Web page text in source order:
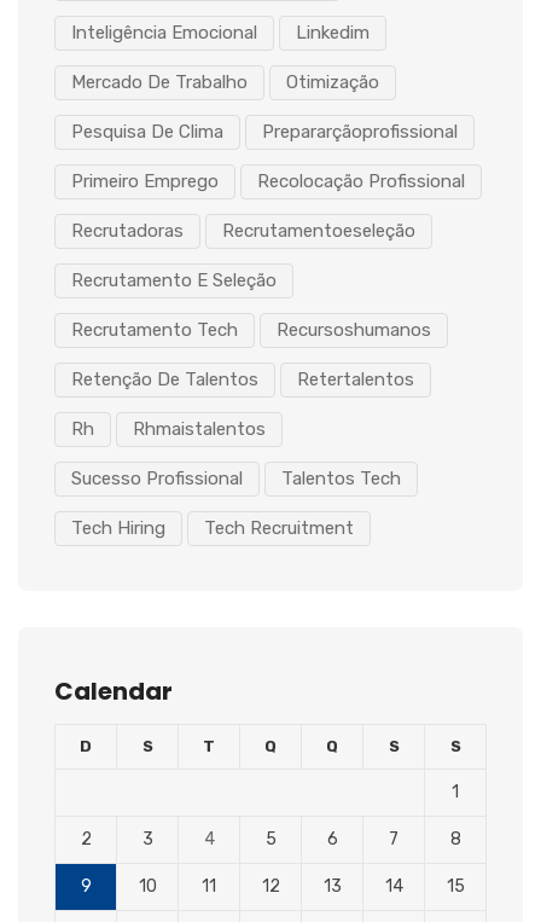
Inteligência Emocional Linkedim
Mercado De Trabalho Otimização
Pesquisa De Clima Prepararçãoprofissional
Primeiro Emprego Recolocação Profissional
Recrutadoras Recrutamentoeseleção
Recrutamento E Seleção
Recrutamento Tech Recursoshumanos
Retenção De Talentos Retertalentos
Rh Rhmaistalentos
Sucesso Profissional Talentos Tech
Tech Hiring Tech Recruitment
Calendar
D S T Q Q S S
1
2 3 4 5 6 7 8
9 10 11 12 13 14 15